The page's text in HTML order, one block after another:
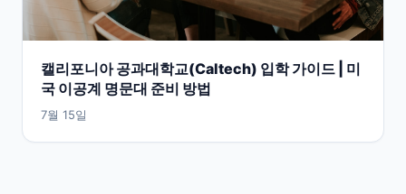
캘리포니아 공과대학교(Caltech) 입학 가이드 | 미
국 이공계 명문대 준비 방법
7월 15일